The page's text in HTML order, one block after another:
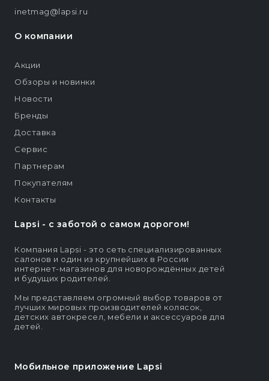
Lapsi - c заботой о самом дорогом!
Компания Lapsi - это сеть специализированных
салонов и один из крупнейших в России
интернет-магазинов для новорождённых детей
и будущих родителей.
Мы представляем огромный выбор товаров от
лучших мировых производителей колясок,
детских автокресел, мебели и аксессуаров для
детей.
Мобильное приложение Lapsi
inetmag@lapsi.ru
О компании
Акции
Обзоры и новинки
Новости
Бренды
Доставка
Сервис
Партнерам
Покупателям
Контакты